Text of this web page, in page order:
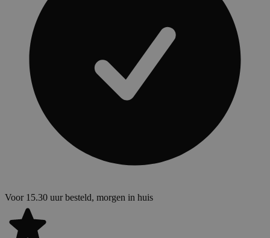
Voor 15.30 uur besteld, morgen in huis